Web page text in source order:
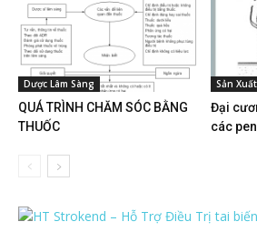
Dược Lâm Sàng
QUÁ TRÌNH CHĂM SÓC BẰNG
THUỐC
Sản
Đại
các